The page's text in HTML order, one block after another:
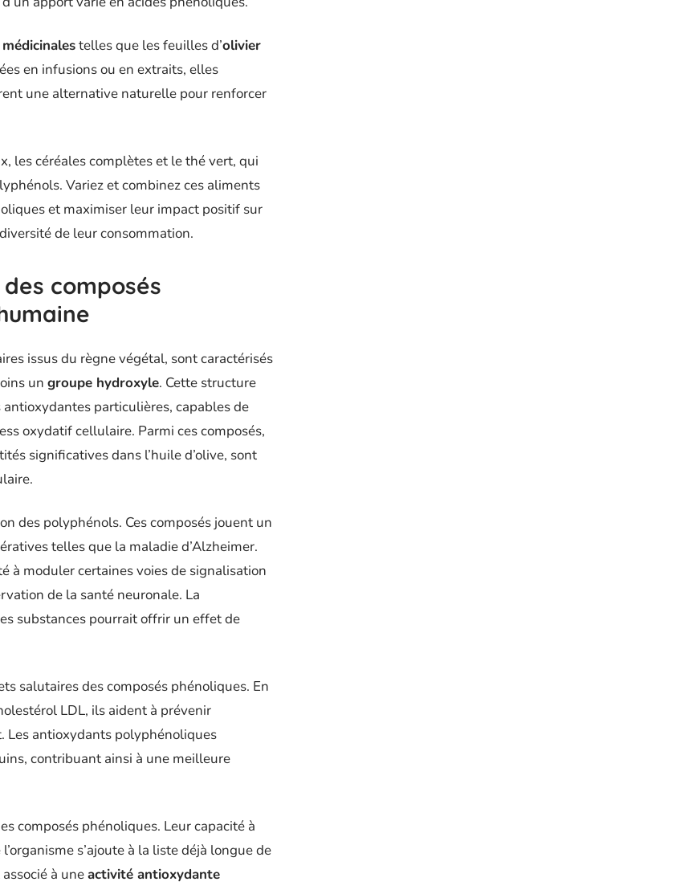
telles que les feuilles d’olivier
en infusions ou en extraits, elles
une alternative naturelle pour renforcer
les céréales complètes et le thé vert, qui
Variez et combinez ces aliments
et maximiser leur impact positif sur
de leur consommation.
composés
issus du règne végétal, sont caractérisés
un groupe hydroxyle. Cette structure
particulières, capables de
oxydatif cellulaire. Parmi ces composés,
significatives dans l’huile d’olive, sont
des polyphénols. Ces composés jouent un
telles que la maladie d’Alzheimer.
à moduler certaines voies de signalisation
de la santé neuronale. La
substances pourrait offrir un effet de
salutaires des composés phénoliques. En
LDL, ils aident à prévenir
Les antioxydants polyphénoliques
contribuant ainsi à une meilleure
composés phénoliques. Leur capacité à
s’ajoute à la liste déjà longue de
à uneactivité antioxydante